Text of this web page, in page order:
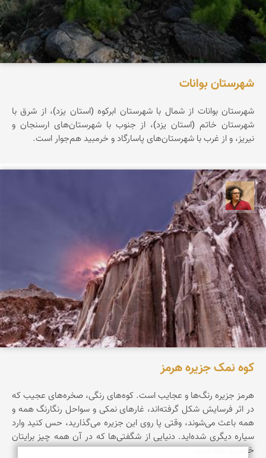
شهرستان بوانات
شهرستان بوانات از شمال با شهرستان ابرکوه (استان یزد)، از شرق با
شهرستان خاتم (استان یزد)، از جنوب با شهرستان‌های ارسنجان و
نیریز، و از غرب با شهرستان‌های پاسارگاد و خرمبید هم‌جوار است.
مصطفی ربیعی بهشتی
کوه نمک جزیره هرمز
هرمز جزیره‌ رنگ‌ها‌ و عجایب است. کوه‌های رنگی، صخره‌های عجیب که
در اثر فرسایش شکل گرفته‌اند، غارهای نمکی و سواحل رنگارنگ همه و
همه باعث می‌شوند، وقتی پا روی این جزیره می‌گذارید، حس کنید وارد
سیاره‌ دیگری شده‌اید. دنیایی از شگفتی‌ها که در آن همه چیز برایتان
خاص و تازه است.